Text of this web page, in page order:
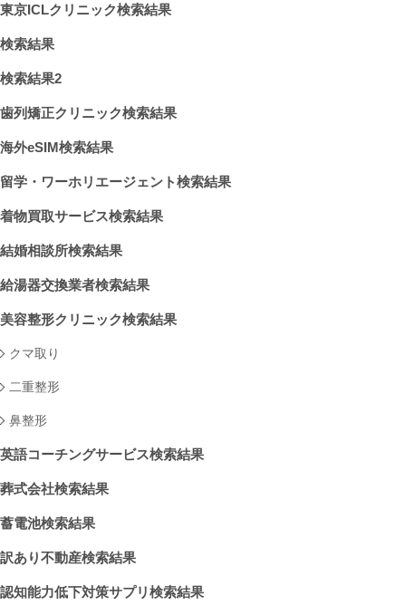
東京ICLクリニック検索結果
検索結果
検索結果2
歯列矯正クリニック検索結果
海外eSIM検索結果
留学・ワーホリエージェント検索結果
着物買取サービス検索結果
結婚相談所検索結果
給湯器交換業者検索結果
美容整形クリニック検索結果
クマ取り
二重整形
鼻整形
英語コーチングサービス検索結果
葬式会社検索結果
蓄電池検索結果
訳あり不動産検索結果
認知能力低下対策サプリ検索結果